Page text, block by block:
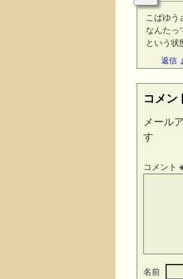
こばゆう
なんたっ
という状
返信 ↓
コメン
メール
す
コメント
名前